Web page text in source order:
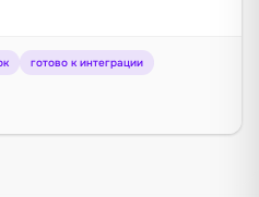
готово к интеграции